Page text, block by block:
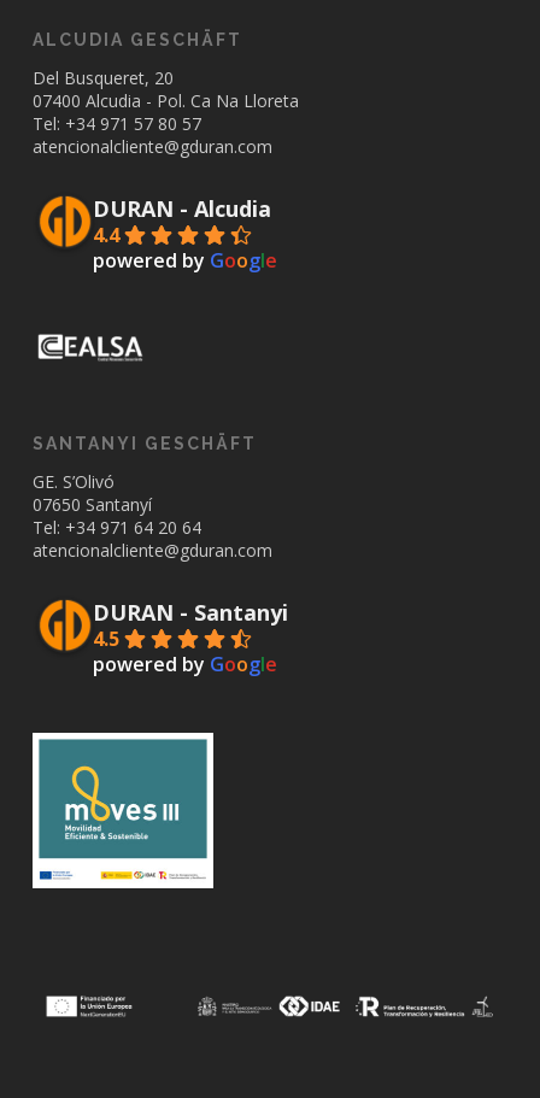
ALCUDIA GESCHÄFT
Del Busqueret, 20
07400 Alcudia - Pol. Ca Na Lloreta
Tel: +34 971 57 80 57
atencionalcliente@gduran.com
DURAN - Alcudia
4.4
powered by Google
SANTANYI GESCHÄFT
GE. S’Olivó
07650 Santanyí
Tel: +34 971 64 20 64
atencionalcliente@gduran.com
DURAN - Santanyi
4.5
powered by Google